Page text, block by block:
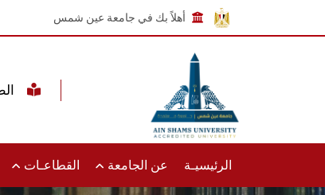
أهلاً بك في جامعة عين شمس
الرئيسيـة عن الجامعة القطاعـات